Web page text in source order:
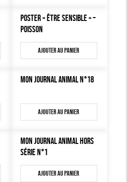
POSTER « ÊTRE SENSIBLE » –
POISSON
Ajouter au panier
MON JOURNAL ANIMAL N°18
Ajouter au panier
MON JOURNAL ANIMAL HORS
SÉRIE N°1
Ajouter au panier